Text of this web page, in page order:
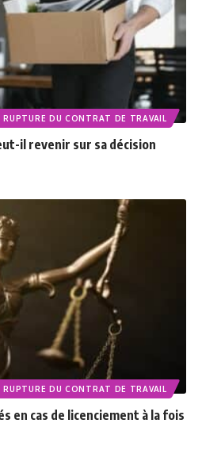
RUPTURE DU CONTRAT DE TRAVAIL
il revenir sur sa décision
RUPTURE DU CONTRAT DE TRAVAIL
en cas de licenciement à la fois